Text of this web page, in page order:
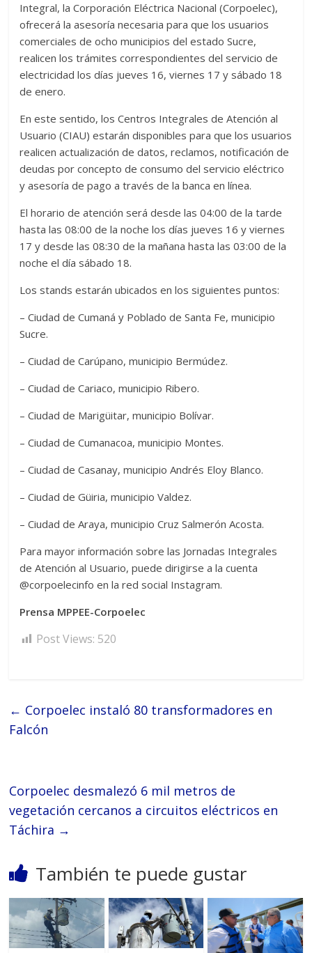
Integral, la Corporación Eléctrica Nacional (Corpoelec),
ofrecerá la asesoría necesaria para que los usuarios
comerciales de ocho municipios del estado Sucre,
realicen los trámites correspondientes del servicio de
electricidad los días jueves 16, viernes 17 y sábado 18
de enero.
En este sentido, los Centros Integrales de Atención al
Usuario (CIAU) estarán disponibles para que los usuarios
realicen actualización de datos, reclamos, notificación de
deudas por concepto de consumo del servicio eléctrico
y asesoría de pago a través de la banca en línea.
El horario de atención será desde las 04:00 de la tarde
hasta las 08:00 de la noche los días jueves 16 y viernes
17 y desde las 08:30 de la mañana hasta las 03:00 de la
noche el día sábado 18.
Los stands estarán ubicados en los siguientes puntos:
– Ciudad de Cumaná y Poblado de Santa Fe, municipio
Sucre.
– Ciudad de Carúpano, municipio Bermúdez.
– Ciudad de Cariaco, municipio Ribero.
– Ciudad de Marigüitar, municipio Bolívar.
– Ciudad de Cumanacoa, municipio Montes.
– Ciudad de Casanay, municipio Andrés Eloy Blanco.
– Ciudad de Güiria, municipio Valdez.
– Ciudad de Araya, municipio Cruz Salmerón Acosta.
Para mayor información sobre las Jornadas Integrales
de Atención al Usuario, puede dirigirse a la cuenta
@corpoelecinfo en la red social Instagram.
Prensa MPPEE-Corpoelec
Post Views: 520
← Corpoelec instaló 80 transformadores en
Falcón
Corpoelec desmalezó 6 mil metros de
vegetación cercanos a circuitos eléctricos en
Táchira →
También te puede gustar